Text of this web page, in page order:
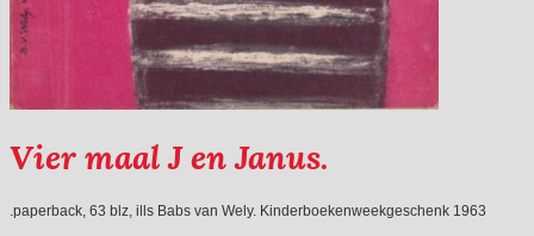
Vier maal J en Janus.
.paperback, 63 blz, ills Babs van Wely. Kinderboekenweekgeschenk 1963